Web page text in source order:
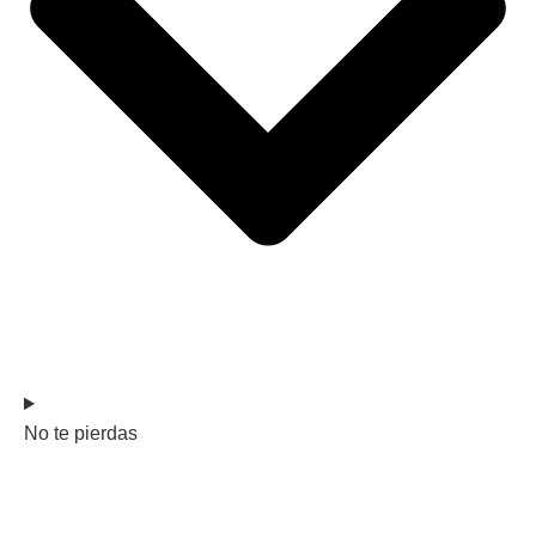
No te pierdas